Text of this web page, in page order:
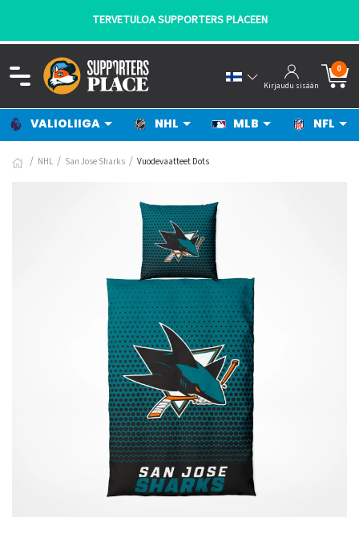
TERVETULOA SUPPORTERS PLACEEN
Kirjaudu sisään
0
VALIOLIIGA NHL MLB NFL
NHL San Jose Sharks Vuodevaatteet Dots